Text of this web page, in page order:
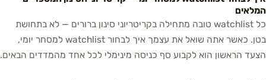
המלאים
כל watchlist טובה מתחילה בקריטריוני סינון ברורים — לא בתחושת
בטן. כאשר אתה שואל את עצמך איך לבחור watchlist למסחר יומי,
הצעד הראשון הוא לקבוע סף כניסה מינימלי לכל אחד מהמדדים הבאים.